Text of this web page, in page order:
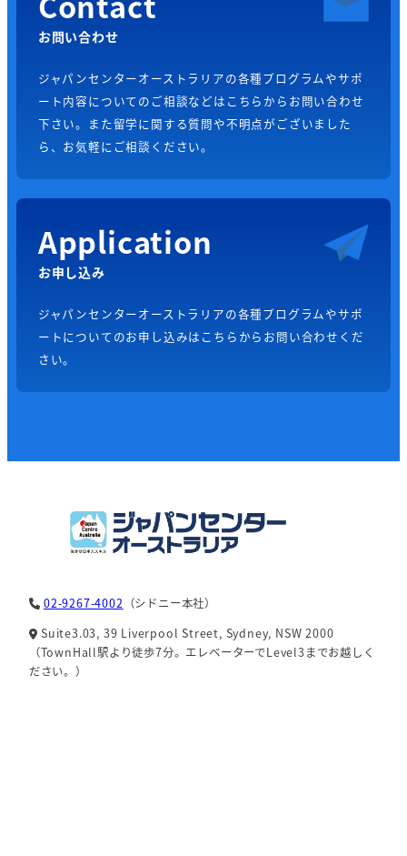
お問い合わせ
ジャパンセンターオーストラリアの各種プログラムやサポ
ート内容についてのご相談などはこちらからお問い合わせ
下さい。また留学に関する質問や不明点がございました
ら、お気軽にご相談ください。
Application
お申し込み
ジャパンセンターオーストラリアの各種プログラムやサポ
ートについてのお申し込みはこちらからお問い合わせくだ
さい。
02-9267-4002 （シドニー本社）
Suite3.03, 39 Liverpool Street, Sydney, NSW 2000
（TownHall駅より徒歩7分。エレベーターでLevel3までお越しく
ださい。）